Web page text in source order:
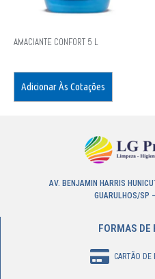
AMACIANTE CONFORT 5 L
Adicionar Às Cotações
AV. BENJAMIN HARRIS
GUARULHOS/SP
FORMAS DE
CARTÃO